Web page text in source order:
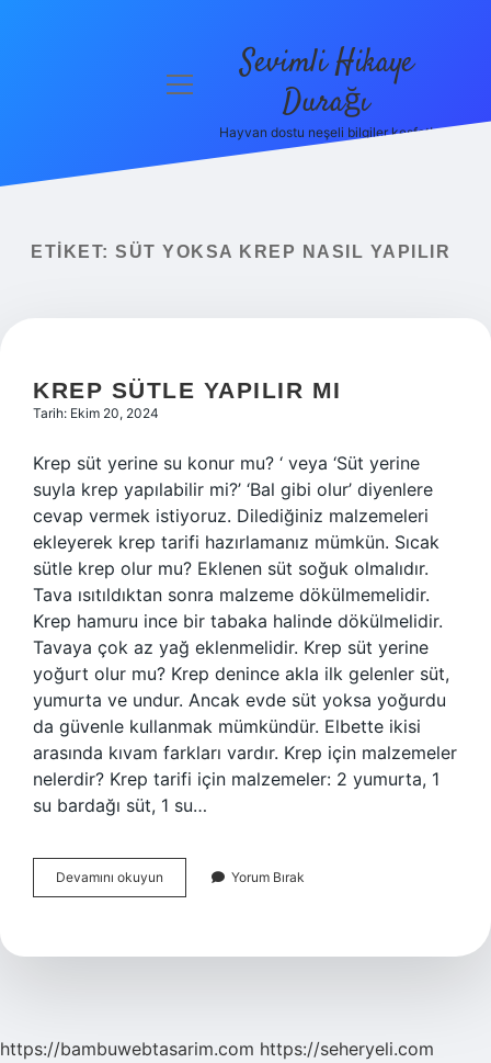
menüyü
Sevimli Hikaye
Durağı
Hayvan dostu neşeli bilgiler keşfet!
ETIKET: SÜT YOKSA KREP NASIL YAPILIR
KREP SÜTLE YAPILIR MI
Tarih: Ekim 20, 2024
Krep süt yerine su konur mu? ‘ veya ‘Süt yerine
suyla krep yapılabilir mi?’ ‘Bal gibi olur’ diyenlere
cevap vermek istiyoruz. Dilediğiniz malzemeleri
ekleyerek krep tarifi hazırlamanız mümkün. Sıcak
sütle krep olur mu? Eklenen süt soğuk olmalıdır.
Tava ısıtıldıktan sonra malzeme dökülmemelidir.
Krep hamuru ince bir tabaka halinde dökülmelidir.
Tavaya çok az yağ eklenmelidir. Krep süt yerine
yoğurt olur mu? Krep denince akla ilk gelenler süt,
yumurta ve undur. Ancak evde süt yoksa yoğurdu
da güvenle kullanmak mümkündür. Elbette ikisi
arasında kıvam farkları vardır. Krep için malzemeler
nelerdir? Krep tarifi için malzemeler: 2 yumurta, 1
su bardağı süt, 1 su…
Devamını okuyun
Sütle
Yorum Bırak
https://bambuwebtasarim.com https://seheryeli.com